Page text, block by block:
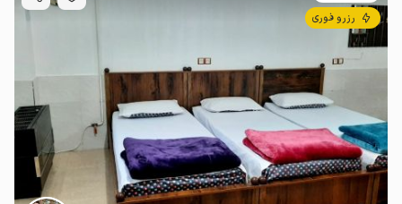
رزرو فوری